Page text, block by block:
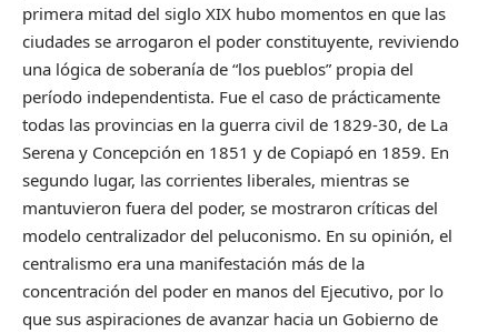
primera mitad del siglo XIX hubo momentos en que las
ciudades se arrogaron el poder constituyente, reviviendo
una lógica de soberanía de “los pueblos” propia del
período independentista. Fue el caso de prácticamente
todas las provincias en la guerra civil de 1829-30, de La
Serena y Concepción en 1851 y de Copiapó en 1859. En
segundo lugar, las corrientes liberales, mientras se
mantuvieron fuera del poder, se mostraron críticas del
modelo centralizador del peluconismo. En su opinión, el
centralismo era una manifestación más de la
concentración del poder en manos del Ejecutivo, por lo
que sus aspiraciones de avanzar hacia un Gobierno de